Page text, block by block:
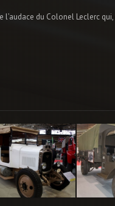
l’audace du Colonel Leclerc qui,